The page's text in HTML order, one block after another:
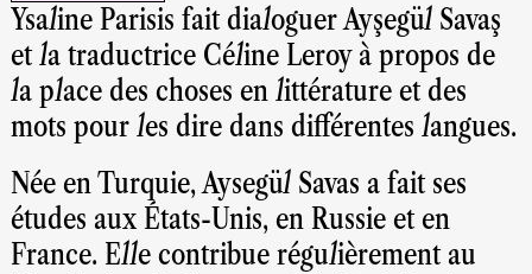
Ysaline Parisis fait dialoguer Ayşegül Savaş
et la traductrice Céline Leroy à propos de
la place des choses en littérature et des
mots pour les dire dans différentes langues.
Née en Turquie, Aysegül Savas a fait ses
études aux États-Unis, en Russie et en
France. Elle contribue régulièrement au